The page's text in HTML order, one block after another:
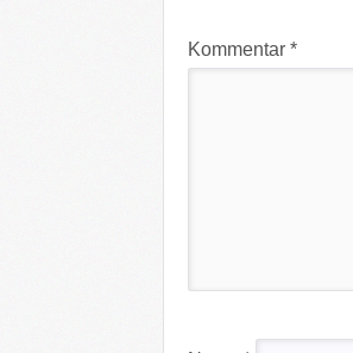
Kommentar *